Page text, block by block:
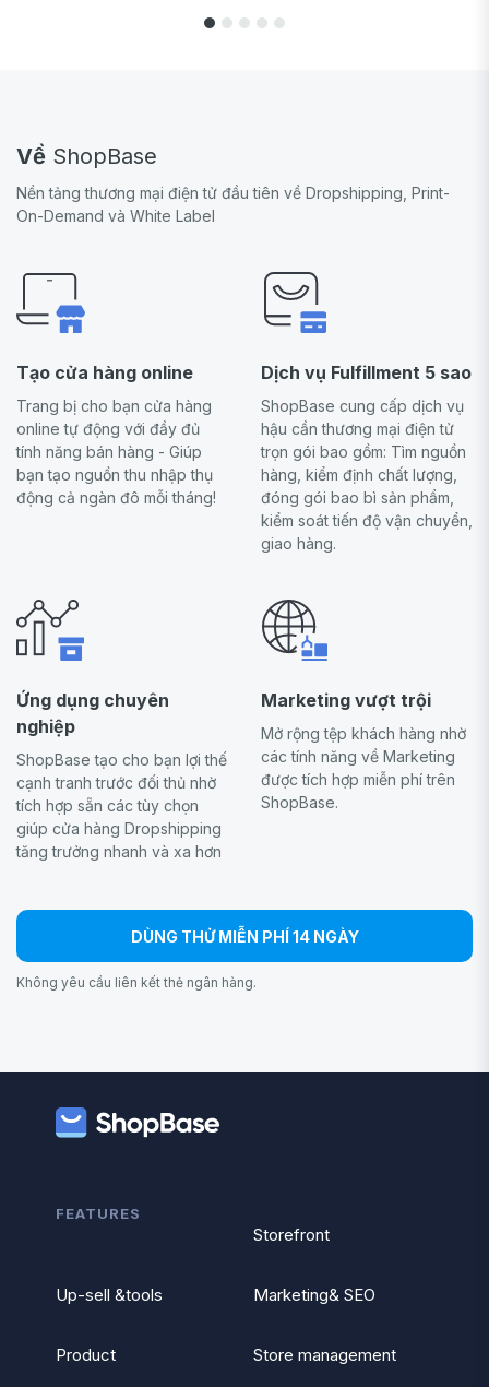
Về ShopBase
Nền tảng thương mại điện tử đầu tiên về Dropshipping, Print-
On-Demand và White Label
Tạo cửa hàng online
Trang bị cho bạn cửa hàng
online tự động với đầy đủ
tính năng bán hàng - Giúp
bạn tạo nguồn thu nhập thụ
động cả ngàn đô mỗi tháng!
Dịch vụ Fulfillment 5 sao
ShopBase cung cấp dịch vụ
hậu cần thương mại điện tử
trọn gói bao gồm: Tìm nguồn
hàng, kiểm định chất lượng,
đóng gói bao bì sản phẩm,
kiểm soát tiến độ vận chuyển,
giao hàng.
Ứng dụng chuyên
nghiệp
ShopBase tạo cho bạn lợi thế
cạnh tranh trước đối thủ nhờ
tích hợp sẵn các tùy chọn
giúp cửa hàng Dropshipping
tăng trưởng nhanh và xa hơn
Marketing vượt trội
Mở rộng tệp khách hàng nhờ
các tính năng về Marketing
được tích hợp miễn phí trên
ShopBase.
DÙNG THỬ MIỄN PHÍ 14 NGÀY
Không yêu cầu liên kết thẻ ngân hàng.
FEATURES
Storefront
Up-sell &tools Marketing& SEO
Product Store management